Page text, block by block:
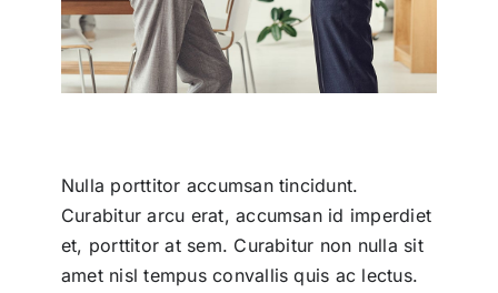
Nulla porttitor accumsan tincidunt.
Curabitur arcu erat, accumsan id imperdiet
et, porttitor at sem. Curabitur non nulla sit
amet nisl tempus convallis quis ac lectus.